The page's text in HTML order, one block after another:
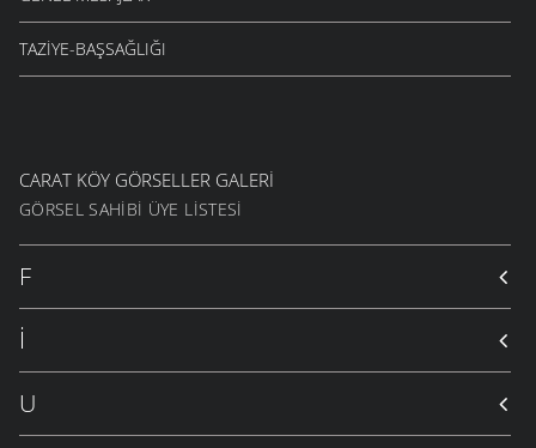
TAZIYE-BAŞSAĞLIĞI
CARAT KÖY GÖRSELLER GALERI
GÖRSEL SAHIBI ÜYE LISTESI
F
İ
U